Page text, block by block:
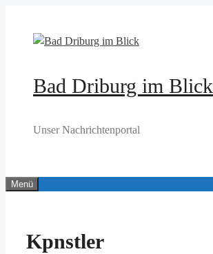
springen
Bad Driburg im Blick
Unser Nachrichtenportal
Menü
Kpnstler